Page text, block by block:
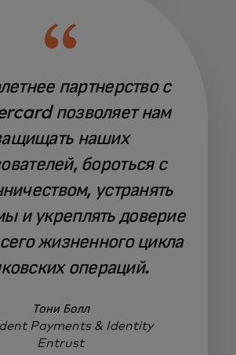
партнерство с
позволяет нам
наших
бороться с
устранять
и укреплять доверие
жизненного цикла
операций.
Тони Болл
Payments & Identity
Entrust